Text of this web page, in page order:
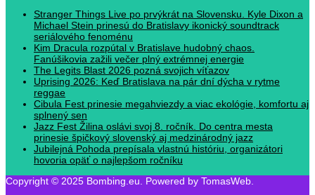
Stranger Things Live po prvýkrát na Slovensku. Kyle Dixon a
Michael Stein prinesú do Bratislavy ikonický soundtrack
seriálového fenoménu
Kim Dracula rozpútal v Bratislave hudobný chaos.
Fanúšikovia zažili večer plný extrémnej energie
The Legits Blast 2026 pozná svojich víťazov
Uprising 2026: Keď Bratislava na pár dní dýcha v rytme
reggae
Cibula Fest prinesie megahviezdy a viac ekológie, komfortu aj
splnený sen
Jazz Fest Žilina oslávi svoj 8. ročník. Do centra mesta
prinesie špičkový slovenský aj medzinárodný jazz
Jubilejná Pohoda prepísala vlastnú históriu, organizátori
hovoria opäť o najlepšom ročníku
Copyright © 2025 Bombing.eu. Powered by TomasWeb.